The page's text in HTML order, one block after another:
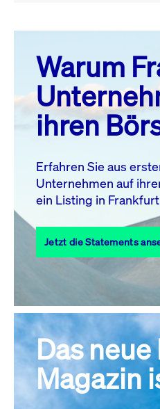
August 26
MO. DI. MI.
3
4 5 6
10 11 13
17
18 19
31
Warum
ihren
Erfahren Sie aus
Unternehmen auf
ein Listing in
Jetzt die Statements
Das neue
Magazin